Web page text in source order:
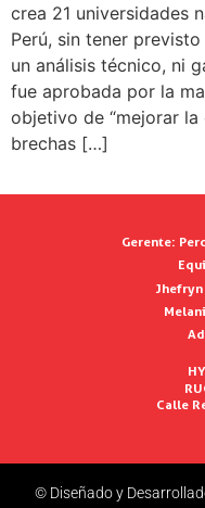
crea 21 universidades
Perú, sin tener
un análisis técnico, ni
fue aprobada por la
objetivo de “mejorar
brechas […]
Gerente:
Jhefryn
Calle
© Diseñado y